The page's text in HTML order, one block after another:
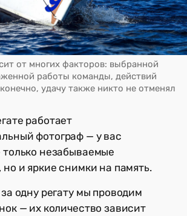
от многих факторов: выбранной
работы команды, действий
удачу также никто не отменял
работает
фотограф — у вас
только незабываемые
но и яркие снимки на память.
одну регату мы проводим
— их количество зависит